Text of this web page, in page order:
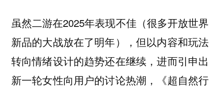
虽然二游在2025年表现不佳（很多开放世界
新品的大战放在了明年），但以内容和玩法
转向情绪设计的趋势还在继续，进而引申出
新一轮女性向用户的讨论热潮，《超自然行